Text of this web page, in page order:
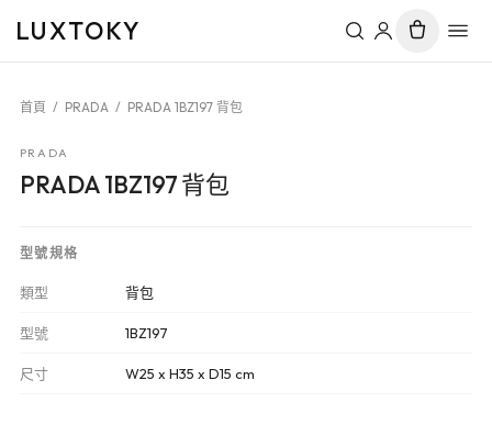
LUXTOKY
首頁 / PRADA / PRADA 1BZ197 背包
PRADA
PRADA 1BZ197 背包
型號規格
類型 背包
型號 1BZ197
尺寸 W25 x H35 x D15 cm